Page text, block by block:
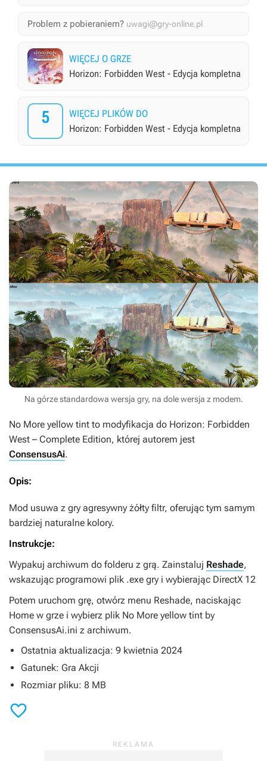
Problem z pobieraniem? uwagi@gry-online.pl
WIĘCEJ O GRZE
Horizon: Forbidden West - Edycja kompletna
5
WIĘCEJ PLIKÓW DO
Horizon: Forbidden West - Edycja kompletna
Na górze standardowa wersja gry, na dole wersja z modem.
No More yellow tint to modyfikacja do Horizon: Forbidden
West – Complete Edition, której autorem jest
ConsensusAi.
Opis:
Mod usuwa z gry agresywny żółty filtr, oferując tym samym
bardziej naturalne kolory.
Instrukcje:
Wypakuj archiwum do folderu z grą. Zainstaluj Reshade,
wskazując programowi plik .exe gry i wybierając DirectX 12
Potem uruchom grę, otwórz menu Reshade, naciskając
Home w grze i wybierz plik No More yellow tint by
ConsensusAi.ini z archiwum.
Ostatnia aktualizacja: 9 kwietnia 2024
Gatunek: Gra Akcji
Rozmiar pliku: 8 MB
